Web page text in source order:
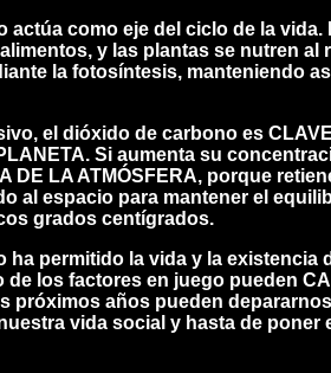
actúa como eje del ciclo de la vida.
y las plantas se nutren
la fotosíntesis, manteniendo
el dióxido de carbono es
Si aumenta su
DE LA ATMÓSFERA, porque
al espacio para mantener el
grados centígrados.
ha permitido la vida y la existencia
los factores en juego pueden
próximos años pueden
vida social y hasta de poner